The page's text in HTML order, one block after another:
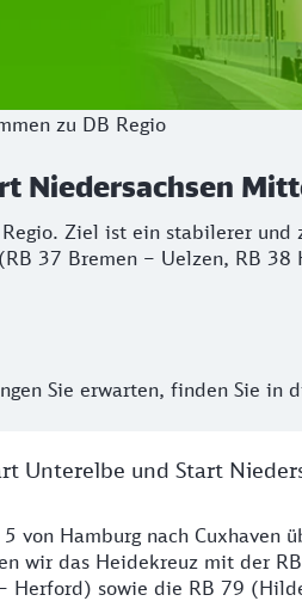
zu DB Regio
Niedersachsen
Ziel ist ein stabilerer
37 Bremen – Uelzen, RB
Sie erwarten, finden Sie in
Unterelbe und Start
von Hamburg nach Cuxhaven
wir das Heidekreuz mit der
Herford) sowie die RB 79